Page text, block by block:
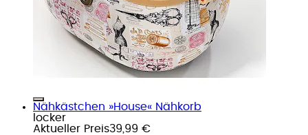
Nähkästchen »House« Nähkorb
locker
Aktueller Preis39,99 €